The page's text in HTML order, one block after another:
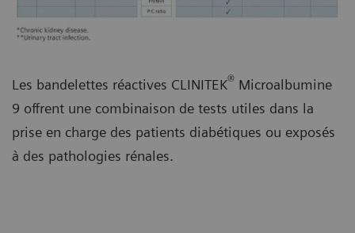
Les bandelettes réactives CLINITEK® Microalbumine
9 offrent une combinaison de tests utiles dans la
prise en charge des patients diabétiques ou exposés
à des pathologies rénales.